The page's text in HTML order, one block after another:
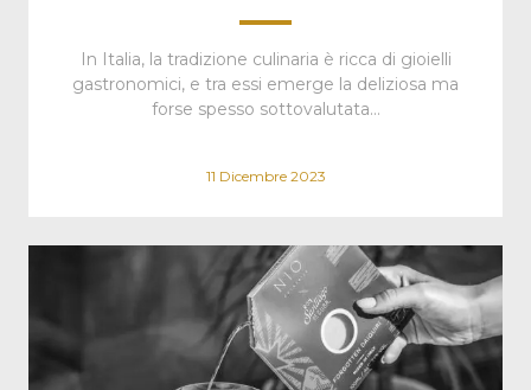
In Italia, la tradizione culinaria è ricca di gioielli
gastronomici, e tra essi emerge la deliziosa ma
forse spesso sottovalutata…
11 Dicembre 2023